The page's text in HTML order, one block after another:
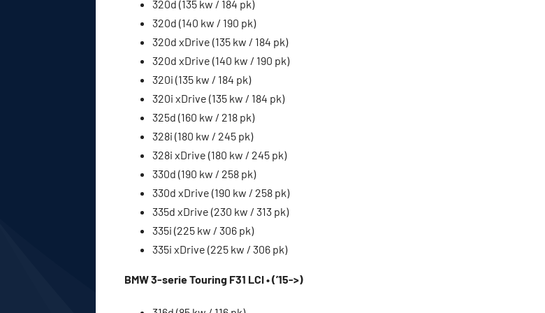
320d (135 kw / 184 pk)
320d (140 kw / 190 pk)
320d xDrive (135 kw / 184 pk)
320d xDrive (140 kw / 190 pk)
320i (135 kw / 184 pk)
320i xDrive (135 kw / 184 pk)
325d (160 kw / 218 pk)
328i (180 kw / 245 pk)
328i xDrive (180 kw / 245 pk)
330d (190 kw / 258 pk)
330d xDrive (190 kw / 258 pk)
335d xDrive (230 kw / 313 pk)
335i (225 kw / 306 pk)
335i xDrive (225 kw / 306 pk)
BMW 3-serie Touring F31 LCI • (’15->)